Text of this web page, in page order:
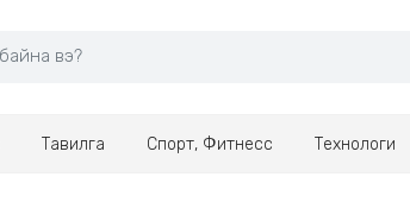
Тавилга Спорт, Фитнесс Технологи